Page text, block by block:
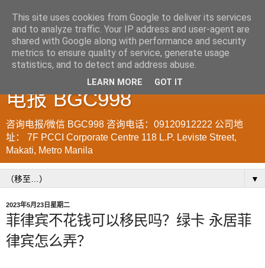
菲律宾998VISA移民公司
WWW.SRRV.DE 咨询微信/
电报 BGC998
咨询电报/微信 BGC998 咨询电话：09120912222 公司地
址： 7F PCCI Corporate Centre 118 L.P. Leviste Street,
Makati, Metro Manila
▼
2023年5月23日星期二
菲律宾不花钱可以移民吗？绿卡 永居菲
律宾怎么弄？
This site uses cookies from Google to deliver its services
and to analyze traffic. Your IP address and user-agent are
shared with Google along with performance and security
metrics to ensure quality of service, generate usage
statistics, and to detect and address abuse.
LEARN MORE GOT IT